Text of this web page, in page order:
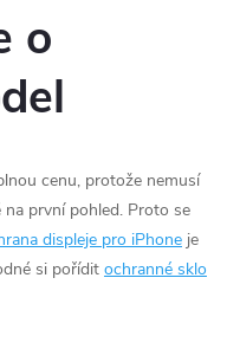
o
cenu, protože nemusí
první pohled. Proto se
displeje pro iPhone je
si pořídit ochranné sklo